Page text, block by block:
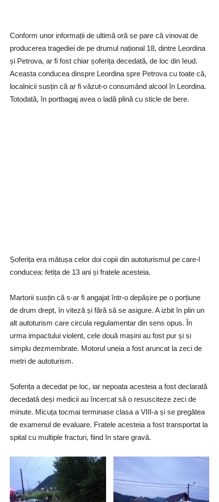
Conform unor informații de ultimă oră se pare că vinovat de
producerea tragediei de pe drumul național 18, dintre Leordina
și Petrova, ar fi fost chiar șoferița decedată, de loc din Ieud.
Aceasta conducea dinspre Leordina spre Petrova cu toate că,
localnicii susțin că ar fi văzut-o consumând alcool în Leordina.
Totodată, în portbagaj avea o ladă plină cu sticle de bere.
Șoferița era mătușa celor doi copii din autoturismul pe care-l
conducea: fetița de 13 ani și fratele acesteia.
Martorii susțin că s-ar fi angajat într-o depășire pe o porțiune
de drum drept, în viteză și fără să se asigure. A izbit în plin un
alt autoturism care circula regulamentar din sens opus. În
urma impactului violent, cele două mașini au fost pur și si
simplu dezmembrate. Motorul uneia a fost aruncat la zeci de
metri de autoturism.
Șoferița a decedat pe loc, iar nepoata acesteia a fost declarată
decedată deși medicii au încercat să o resusciteze zeci de
minute. Micuța tocmai terminase clasa a VIII-a și se pregătea
de examenul de evaluare. Fratele acesteia a fost transportat la
spital cu multiple fracturi, fiind în stare gravă.